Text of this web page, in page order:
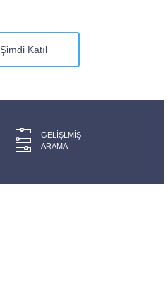
Şimdi Katıl
GELIŞLMIŞ
ARAMA